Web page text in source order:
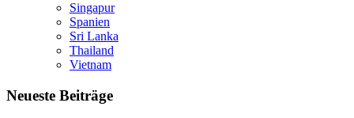
Singapur
Spanien
Sri Lanka
Thailand
Vietnam
Neueste Beiträge